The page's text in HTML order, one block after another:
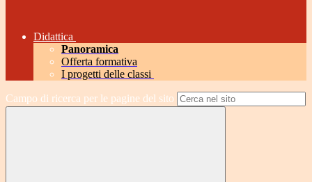
Didattica
Panoramica
Offerta formativa
I progetti delle classi
Campo di ricerca per le pagine del sito